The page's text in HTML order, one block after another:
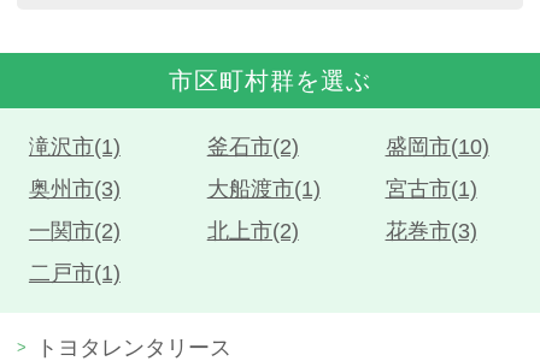
市区町村群を選ぶ
滝沢市(1) 釜石市(2)
盛岡市(10)
奥州市(3)
大船渡市(1)
宮古市(1)
一関市(2)
北上市(2)
花巻市(3)
二戸市(1)
トヨタレンタリース